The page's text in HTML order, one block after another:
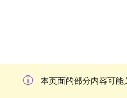
本页面的部分内容可